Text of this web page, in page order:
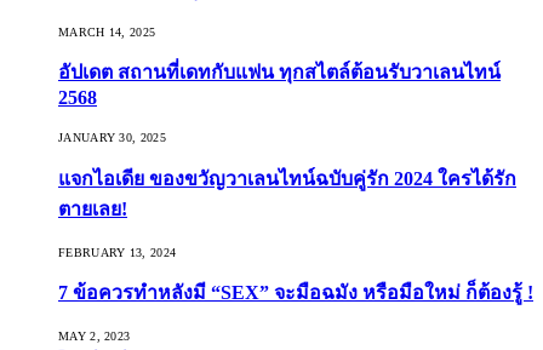
MARCH 14, 2025
อัปเดต สถานที่เดทกับแฟน ทุกสไตล์ต้อนรับวาเลนไทน์
2568
JANUARY 30, 2025
แจกไอเดีย ของขวัญวาเลนไทน์ฉบับคู่รัก 2024 ใครได้รัก
ตายเลย!
FEBRUARY 13, 2024
7 ข้อควรทำหลังมี “SEX” จะมือฉมัง หรือมือใหม่ ก็ต้องรู้ !
MAY 2, 2023